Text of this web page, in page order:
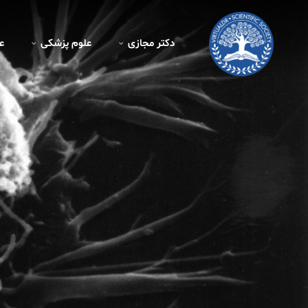
دکتر مجازی علوم پزشکی